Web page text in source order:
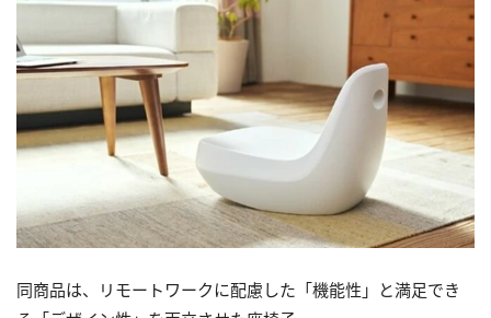
同商品は、リモートワークに配慮した「機能性」と満足でき